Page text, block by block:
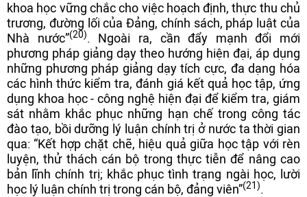
khoa học vững chắc cho việc hoạch định, thực thu chủ
trương, đường lối của Đảng, chính sách, pháp luật của
Nhà nước”(20). Ngoài ra, cần đẩy mạnh đổi mới
phương pháp giảng dạy theo hướng hiện đại, áp dụng
những phương pháp giảng dạy tích cực, đa dạng hóa
các hình thức kiểm tra, đánh giá kết quả học tập, ứng
dụng khoa học - công nghệ hiện đại để kiểm tra, giám
sát nhằm khắc phục những hạn chế trong công tác
đào tạo, bồi dưỡng lý luận chính trị ở nước ta thời gian
qua: “Kết hợp chặt chẽ, hiệu quả giữa học tập với rèn
luyện, thử thách cán bộ trong thực tiễn để nâng cao
bản lĩnh chính trị; khắc phục tình trạng ngài học, lười
học lý luận chính trị trong cán bộ, đảng viên”(21).